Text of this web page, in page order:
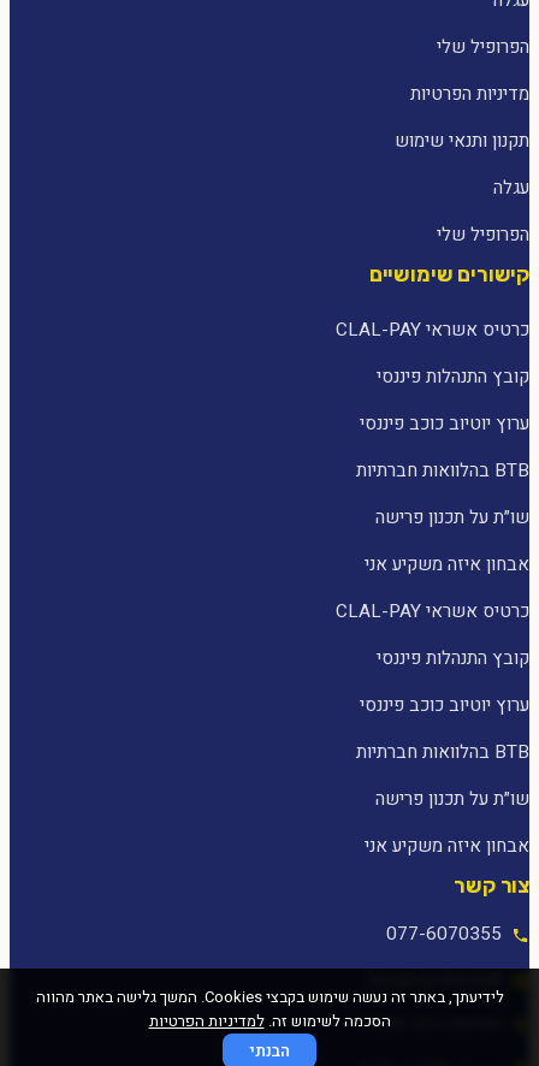
הפרופיל שלי
מדיניות הפרטיות
תקנון ותנאי שימוש
עגלה
הפרופיל שלי
קישורים שימושיים
כרטיס אשראי CLAL-PAY
קובץ התנהלות פיננסי
ערוץ יוטיוב כוכב פיננסי
BTB בהלוואות חברתיות
שו״ת על תכנון פרישה
אבחון איזה משקיע אני
כרטיס אשראי CLAL-PAY
קובץ התנהלות פיננסי
ערוץ יוטיוב כוכב פיננסי
BTB בהלוואות חברתיות
שו״ת על תכנון פרישה
אבחון איזה משקיע אני
צור קשר
077-6070355
לידיעתך, באתר זה נעשה שימוש בקבצי Cookies. המשך גלישה באתר מהווה
הסכמה לשימוש זה.למדיניות הפרטיות
הבנתי